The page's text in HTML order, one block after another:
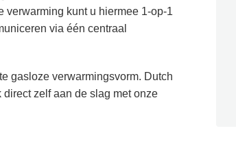
verwarming kunt u hiermee 1-op-1
via één centraal
gasloze verwarmingsvorm. Dutch
zelf aan de slag met onze